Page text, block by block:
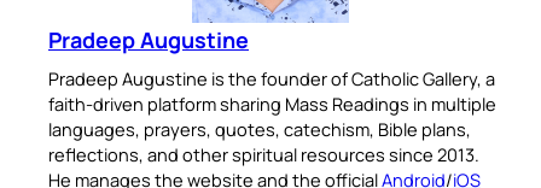
Pradeep Augustine
Pradeep Augustine is the founder of Catholic Gallery, a
faith-driven platform sharing Mass Readings in multiple
languages, prayers, quotes, catechism, Bible plans,
reflections, and other spiritual resources since 2013.
He manages the website and the officialAndroid/iOS